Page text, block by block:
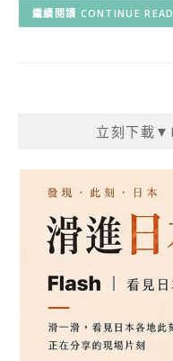
CONTINUE
立刻下載